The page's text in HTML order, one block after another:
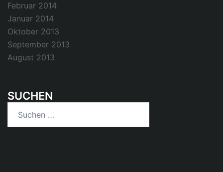
Februar 2014
Januar 2014
Oktober 2013
September 2013
August 2013
SUCHEN